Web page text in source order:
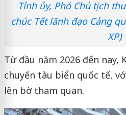
Tỉnh ủy, Phó Chủ tịch
chúc Tết lãnh đạo Cảng
XP)
Từ đầu năm 2026 đến nay,
chuyến tàu biển quốc tế,
lên bờ tham quan.